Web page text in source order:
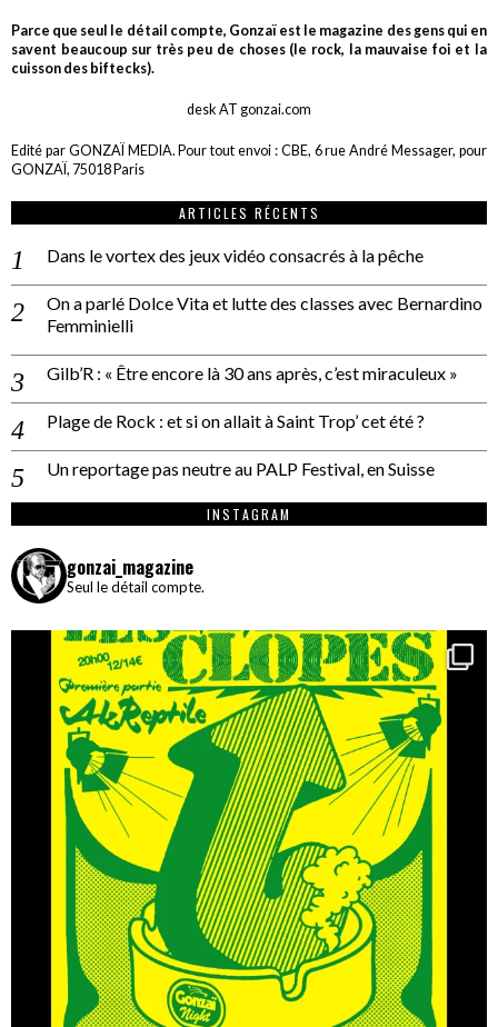
Parce que seul le détail compte, Gonzaï est le magazine des gens qui en
savent beaucoup sur très peu de choses (le rock, la mauvaise foi et la
cuisson des biftecks).
desk AT gonzai.com
Edité par GONZAÏ MEDIA. Pour tout envoi : CBE, 6 rue André Messager, pour
GONZAÏ, 75018 Paris
ARTICLES RÉCENTS
Dans le vortex des jeux vidéo consacrés à la pêche
On a parlé Dolce Vita et lutte des classes avec Bernardino
Femminielli
Gilb’R : « Être encore là 30 ans après, c’est miraculeux »
Plage de Rock : et si on allait à Saint Trop’ cet été ?
Un reportage pas neutre au PALP Festival, en Suisse
INSTAGRAM
gonzai_magazine
Seul le détail compte.